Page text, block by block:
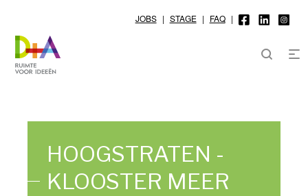
JOBS | STAGE | FAQ |
HOOGSTRATEN -
KLOOSTER MEER